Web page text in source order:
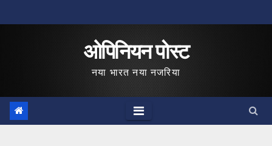
to
ओपिनियन पोस्ट
नया भारत नया नजरिया